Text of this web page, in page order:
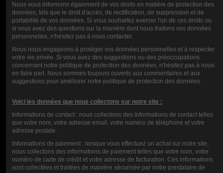
Le Gold Alfaliquid est uniquement proposé enformat 10ml prêt à
vaper.
NOTE
COMMENTAIRES (0)
Nous vous informons également de vos droits en matière de protection des
données, tels que le droit d'accès, de rectification, de suppression et de
portabilité de vos données. Si vous souhaitez exercer l'un de ces droits ou
si vous avez des questions sur la manière dont nous traitons vos données
personnelles, n'hésitez pas à nous contacter.
Nous nous engageons à protéger vos données personnelles et à respecter
votre vie privée. Si vous avez des suggestions ou des préoccupations
concernant notre politique de protection des données, n'hésitez pas à nous
en faire part. Nous sommes toujours ouverts aux commentaires et aux
suggestions pour améliorer notre politique de protection des données.
Voici les données que nous collectons sur notre site :
Informations de contact : nous collectons des informations de contact telles
que votre nom, votre adresse email, votre numéro de téléphone et votre
adresse postale.
Informations de paiement : lorsque vous effectuez un achat sur notre site,
nous collectons des informations de paiement telles que votre nom, votre
numéro de carte de crédit et votre adresse de facturation. Ces informations
sont collectées et traitées de manière sécurisée par notre prestataire de